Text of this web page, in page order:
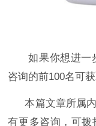
如果你想进一
咨询的前100名可
本篇文章所属
有更多咨询，可拨